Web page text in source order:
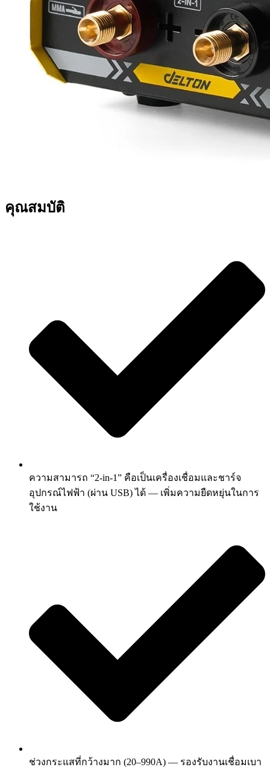
คุณสมบัติ
ความสามารถ “2-in-1” คือเป็นเครื่องเชื่อมและชาร์จ
อุปกรณ์ไฟฟ้า (ผ่าน USB) ได้ — เพิ่มความยืดหยุ่นในการ
ใช้งาน
ช่วงกระแสที่กว้างมาก (20–990A) — รองรับงานเชื่อมเบา